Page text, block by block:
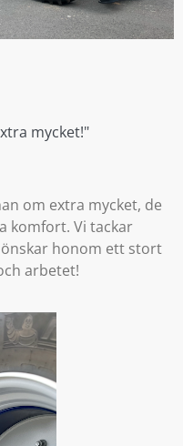
mycket!"
om extra mycket, de
komfort. Vi tackar
honom ett stort
arbetet!